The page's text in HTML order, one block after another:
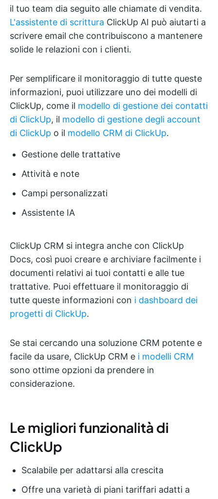
il tuo team dia seguito alle chiamate di vendita.
L'assistente di scrittura ClickUp AI può aiutarti a
scrivere email che contribuiscono a mantenere
solide le relazioni con i clienti.
Per semplificare il monitoraggio di tutte queste
informazioni, puoi utilizzare uno dei modelli di
ClickUp, come il modello di gestione dei contatti
di ClickUp, il modello di gestione degli account
di ClickUp o il modello CRM di ClickUp.
Gestione delle trattative
Attività e note
Campi personalizzati
Assistente IA
ClickUp CRM si integra anche con ClickUp
Docs, così puoi creare e archiviare facilmente i
documenti relativi ai tuoi contatti e alle tue
trattative. Puoi effettuare il monitoraggio di
tutte queste informazioni con i dashboard dei
progetti di ClickUp.
Se stai cercando una soluzione CRM potente e
facile da usare, ClickUp CRM e i modelli CRM
sono ottime opzioni da prendere in
considerazione.
Le migliori funzionalità di
ClickUp
Scalabile per adattarsi alla crescita
Offre una varietà di piani tariffari adatti a